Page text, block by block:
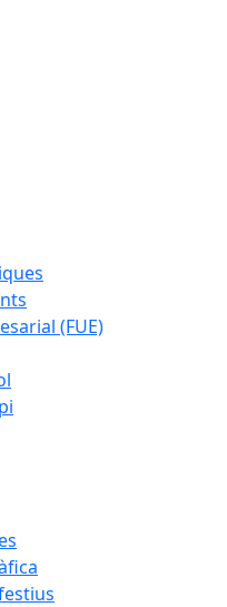
(FUE)